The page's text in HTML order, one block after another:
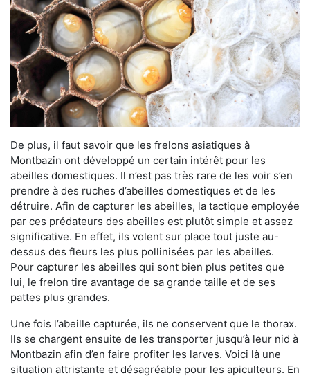
De plus, il faut savoir que les frelons asiatiques à
Montbazin ont développé un certain intérêt pour les
abeilles domestiques. Il n’est pas très rare de les voir s’en
prendre à des ruches d’abeilles domestiques et de les
détruire. Afin de capturer les abeilles, la tactique employée
par ces prédateurs des abeilles est plutôt simple et assez
significative. En effet, ils volent sur place tout juste au-
dessus des fleurs les plus pollinisées par les abeilles.
Pour capturer les abeilles qui sont bien plus petites que
lui, le frelon tire avantage de sa grande taille et de ses
pattes plus grandes.
Une fois l’abeille capturée, ils ne conservent que le thorax.
Ils se chargent ensuite de les transporter jusqu’à leur nid à
Montbazin afin d’en faire profiter les larves. Voici là une
situation attristante et désagréable pour les apiculteurs. En